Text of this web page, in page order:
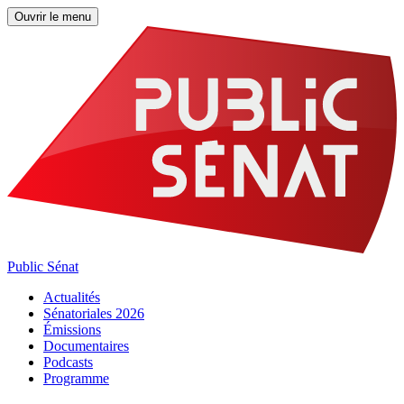
Ouvrir le menu
Public Sénat
Actualités
Sénatoriales 2026
Émissions
Documentaires
Podcasts
Programme